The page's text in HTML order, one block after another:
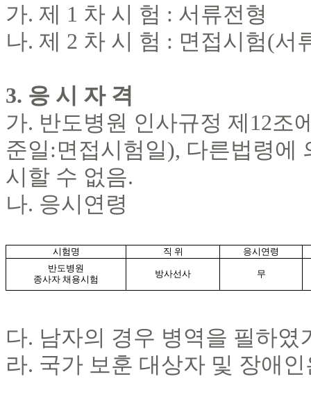
가. 제 1 차 시 험 : 서류전형
나. 제 2 차 시 험 : 면접시험(서
3. 응 시 자 격
가. 반도병원 인사규정 제12조
준일:면접시험일), 다른법령에
시할 수 없음.
나. 응시연령
시험명 직 위
응시연령
반도병원
종사자 채용시험
방사선사 무
다. 남자의 경우 병역을 필하였
라. 국가 보훈 대상자 및 장애